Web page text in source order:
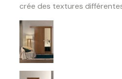
crée des textures